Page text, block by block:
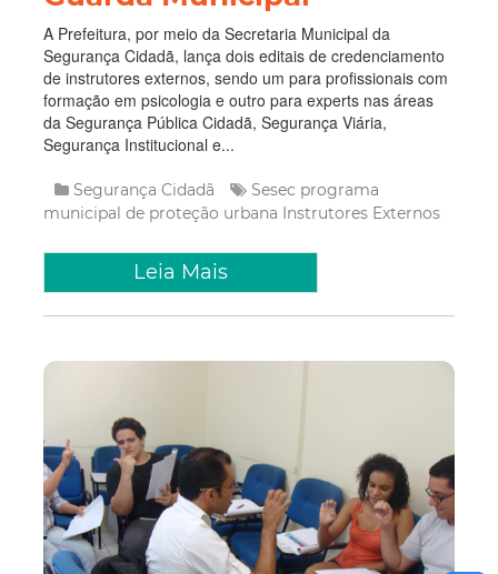
A Prefeitura, por meio da Secretaria Municipal da
Segurança Cidadã, lança dois editais de credenciamento
de instrutores externos, sendo um para profissionais com
formação em psicologia e outro para experts nas áreas
da Segurança Pública Cidadã, Segurança Viária,
Segurança Institucional e...
Segurança Cidadã Sesec programa
municipal de proteção urbana Instrutores Externos
Leia Mais